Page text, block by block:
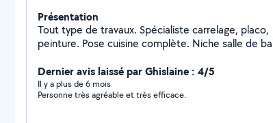
Présentation
Tout type de travaux. Spécialiste carrelage, placo,
peinture. Pose cuisine complète. Niche salle de
Dernier avis laissé par Ghislaine : 4/5
Il y a plus de 6 mois
Personne très agréable et très efficace.